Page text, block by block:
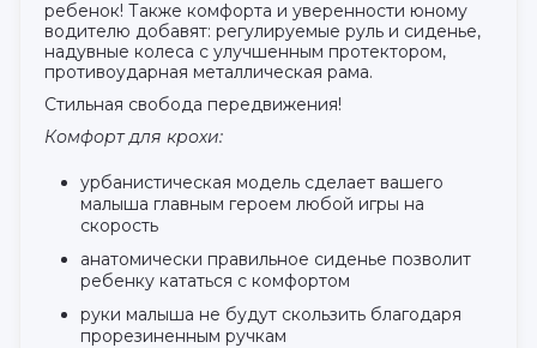
ребенок! Также комфорта и уверенности юному
водителю добавят: регулируемые руль и сиденье,
надувные колеса с улучшенным протектором,
противоударная металлическая рама.
Стильная свобода передвижения!
Комфорт для крохи:
урбанистическая модель сделает вашего
малыша главным героем любой игры на
скорость
анатомически правильное сиденье позволит
ребенку кататься с комфортом
руки малыша не будут скользить благодаря
прорезиненным ручкам